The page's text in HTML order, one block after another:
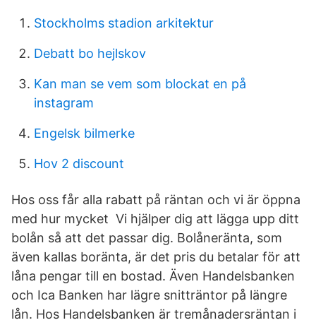
Stockholms stadion arkitektur
Debatt bo hejlskov
Kan man se vem som blockat en på
instagram
Engelsk bilmerke
Hov 2 discount
Hos oss får alla rabatt på räntan och vi är öppna
med hur mycket Vi hjälper dig att lägga upp ditt
bolån så att det passar dig. Bolåneränta, som
även kallas boränta, är det pris du betalar för att
låna pengar till en bostad. Även Handelsbanken
och Ica Banken har lägre snitträntor på längre
lån. Hos Handelsbanken är tremånadersräntan i